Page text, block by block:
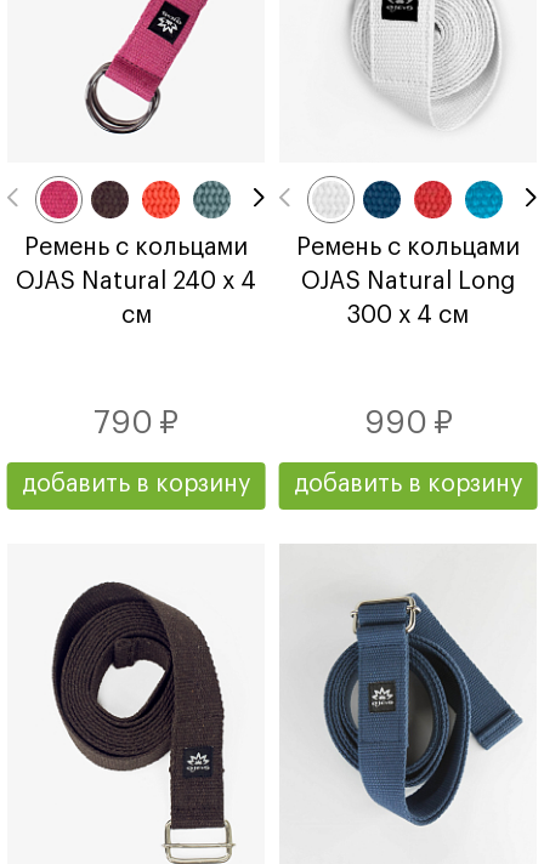
Ремень с кольцами
OJAS Natural 240 х 4
см
790 ₽
добавить в корзину
Ремень с кольцами
OJAS Natural Long
300 х 4 см
990 ₽
добавить в корзину